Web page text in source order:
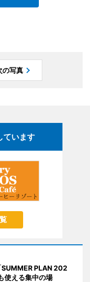
の写真
ています
PLAN 202
使える集中の場